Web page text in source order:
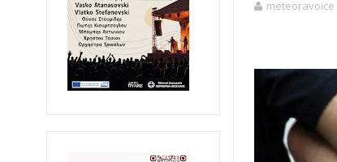
meteoravoice